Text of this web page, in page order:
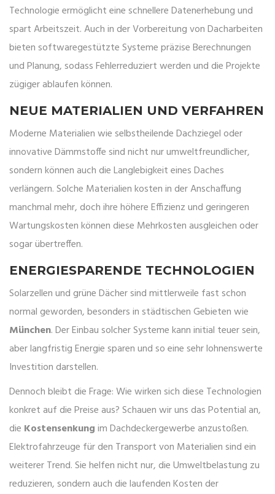
Technologie ermöglicht eine schnellere Datenerhebung und
spart Arbeitszeit. Auch in der Vorbereitung von Dacharbeiten
bieten softwaregestützte Systeme präzise Berechnungen
und Planung, sodass Fehlerreduziert werden und die Projekte
zügiger ablaufen können.
NEUE MATERIALIEN UND VERFAHREN
Moderne Materialien wie selbstheilende Dachziegel oder
innovative Dämmstoffe sind nicht nur umweltfreundlicher,
sondern können auch die Langlebigkeit eines Daches
verlängern. Solche Materialien kosten in der Anschaffung
manchmal mehr, doch ihre höhere Effizienz und geringeren
Wartungskosten können diese Mehrkosten ausgleichen oder
sogar übertreffen.
ENERGIESPARENDE TECHNOLOGIEN
Solarzellen und grüne Dächer sind mittlerweile fast schon
normal geworden, besonders in städtischen Gebieten wie
München. Der Einbau solcher Systeme kann initial teuer sein,
aber langfristig Energie sparen und so eine sehr lohnenswerte
Investition darstellen.
Dennoch bleibt die Frage: Wie wirken sich diese Technologien
konkret auf die Preise aus? Schauen wir uns das Potential an,
die Kostensenkungim Dachdeckergewerbe anzustoßen.
Elektrofahrzeuge für den Transport von Materialien sind ein
weiterer Trend. Sie helfen nicht nur, die Umweltbelastung zu
reduzieren, sondern auch die laufenden Kosten der